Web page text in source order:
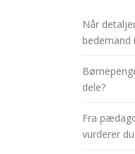
Når
bedemand
dele?
Fra
vurderer